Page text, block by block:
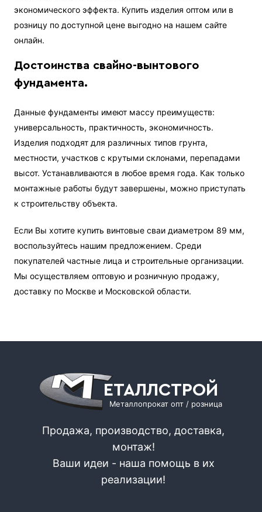
экономического эффекта. Купить изделия оптом или в
розницу по доступной цене выгодно на нашем сайте
онлайн.
Достоинства свайно-вынтового
фундамента.
Данные фундаменты имеют массу преимуществ:
универсальность, практичность, экономичность.
Изделия подходят для различных типов грунта,
местности, участков с крутыми склонами, перепадами
высот. Устанавливаются в любое время года. Как только
монтажные работы будут завершены, можно приступать
к строительству объекта.
Если Вы хотите купить винтовые сваи диаметром 89 мм,
воспользуйтесь нашим предложением. Среди
покупателей частные лица и строительные организации.
Мы осуществляем оптовую и розничную продажу,
доставку по Москве и Московской области.
ЕТАЛЛСТРОЙ
Металлопрокат опт / розница
Продажа, производство, доставка,
монтаж!
Ваши идеи - наша помощь в их
реализации!